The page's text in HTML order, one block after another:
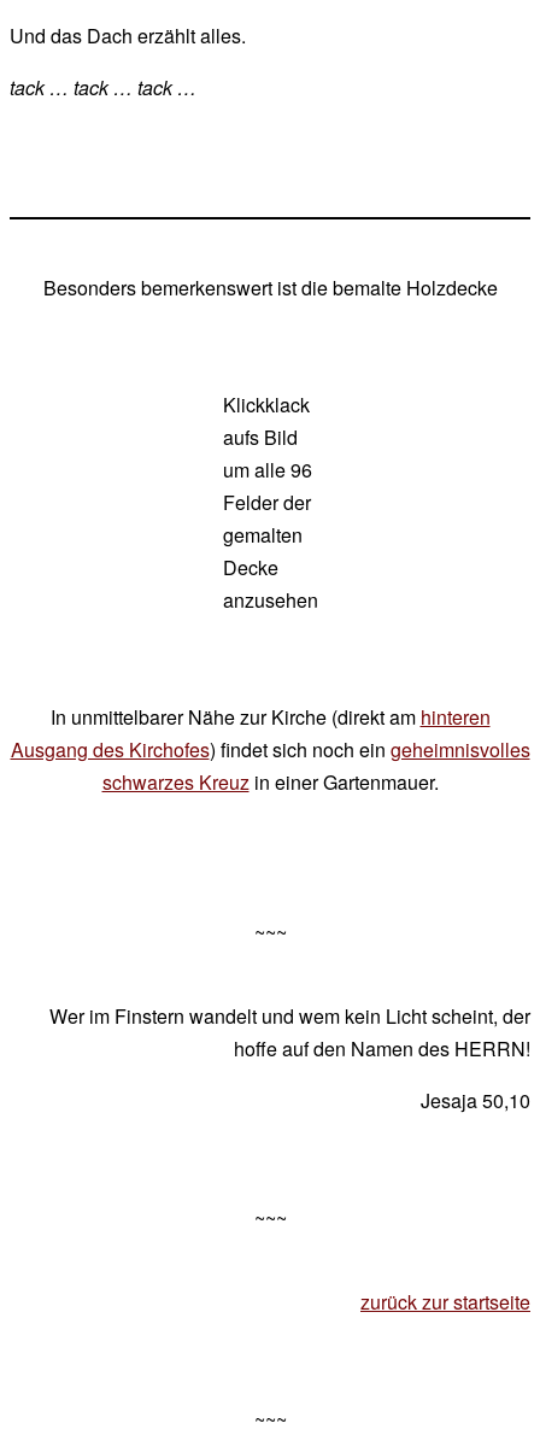
Und das Dach erzählt alles.
tack … tack … tack …
Besonders bemerkenswert ist die bemalte Holzdecke
Klickklack
aufs Bild
um alle 96
Felder der
gemalten
Decke
anzusehen
In unmittelbarer Nähe zur Kirche (direkt am hinteren
Ausgang des Kirchofes) findet sich noch ein geheimnisvolles
schwarzes Kreuzin einer Gartenmauer.
~~~
Wer im Finstern wandelt und wem kein Licht scheint, der
hoffe auf den Namen des HERRN!
Jesaja 50,10
~~~
zurück zur startseite
~~~